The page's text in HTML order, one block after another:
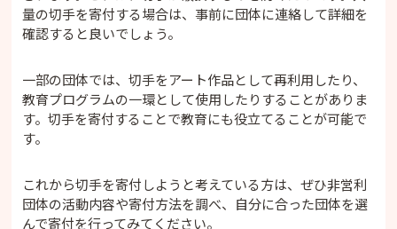
量の切手を寄付する場合は、事前に団体に連絡して詳細を
確認すると良いでしょう。
一部の団体では、切手をアート作品として再利用したり、
教育プログラムの一環として使用したりすることがありま
す。切手を寄付することで教育にも役立てることが可能で
す。
これから切手を寄付しようと考えている方は、ぜひ非営利
団体の活動内容や寄付方法を調べ、自分に合った団体を選
んで寄付を行ってみてください。